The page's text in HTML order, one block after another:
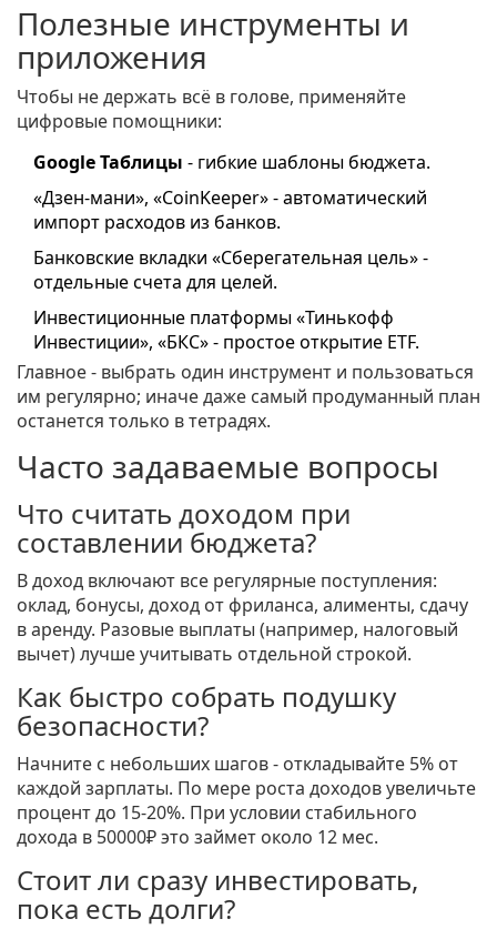
Полезные инструменты и
приложения
Чтобы не держать всё в голове, применяйте
цифровые помощники:
Google Таблицы - гибкие шаблоны бюджета.
«Дзен‑мани», «CoinKeeper» - автоматический
импорт расходов из банков.
Банковские вкладки «Сберегательная цель» -
отдельные счета для целей.
Инвестиционные платформы «Тинькофф
Инвестиции», «БКС» - простое открытие ETF.
Главное - выбрать один инструмент и пользоваться
им регулярно; иначе даже самый продуманный план
останется только в тетрадях.
Часто задаваемые вопросы
Что считать доходом при
составлении бюджета?
В доход включают все регулярные поступления:
оклад, бонусы, доход от фриланса, алименты, сдачу
в аренду. Разовые выплаты (например, налоговый
вычет) лучше учитывать отдельной строкой.
Как быстро собрать подушку
безопасности?
Начните с небольших шагов - откладывайте 5% от
каждой зарплаты. По мере роста доходов увеличьте
процент до 15‑20%. При условии стабильного
дохода в 50000₽ это займет около 12 мес.
Стоит ли сразу инвестировать,
пока есть долги?